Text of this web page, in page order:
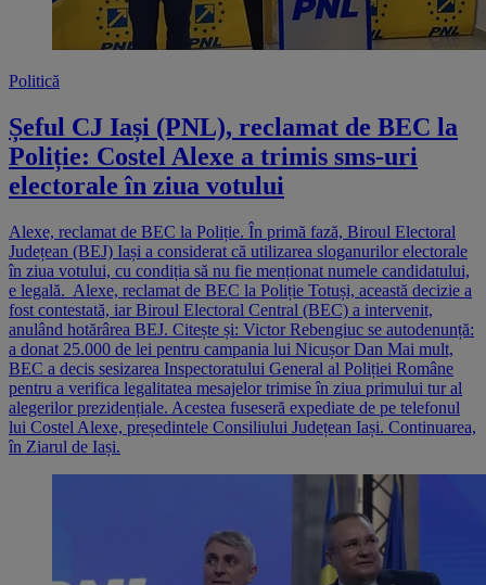
Politică
Șeful CJ Iași (PNL), reclamat de BEC la
Poliție: Costel Alexe a trimis sms-uri
electorale în ziua votului
Alexe, reclamat de BEC la Poliție. În primă fază, Biroul Electoral
Județean (BEJ) Iași a considerat că utilizarea sloganurilor electorale
în ziua votului, cu condiția să nu fie menționat numele candidatului,
e legală. Alexe, reclamat de BEC la Poliție Totuși, această decizie a
fost contestată, iar Biroul Electoral Central (BEC) a intervenit,
anulând hotărârea BEJ. Citește și: Victor Rebengiuc se autodenunță:
a donat 25.000 de lei pentru campania lui Nicușor Dan Mai mult,
BEC a decis sesizarea Inspectoratului General al Poliției Române
pentru a verifica legalitatea mesajelor trimise în ziua primului tur al
alegerilor prezidențiale. Acestea fuseseră expediate de pe telefonul
lui Costel Alexe, președintele Consiliului Județean Iași. Continuarea,
în Ziarul de Iași.